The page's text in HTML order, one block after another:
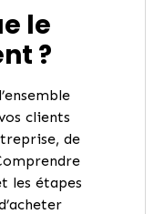
le
?
clients
de
les étapes